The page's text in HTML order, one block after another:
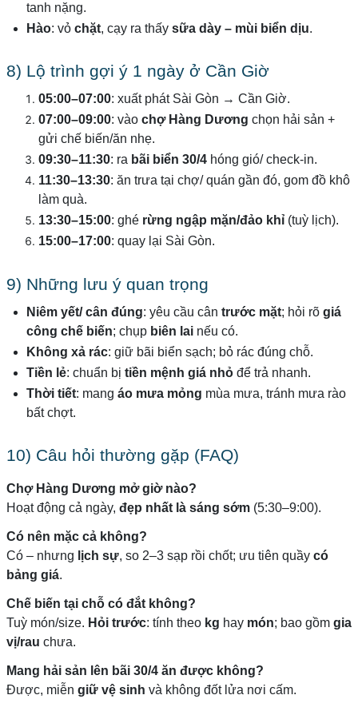
tanh nặng.
Hào: vỏ chặt, cạy ra thấy sữa dày – mùi biển dịu.
8) Lộ trình gợi ý 1 ngày ở Cần Giờ
05:00–07:00: xuất phát Sài Gòn → Cần Giờ.
07:00–09:00: vào chợ Hàng Dương chọn hải sản +
gửi chế biến/ăn nhẹ.
09:30–11:30: ra bãi biển 30/4hóng gió/ check-in.
11:30–13:30: ăn trưa tại chợ/ quán gần đó, gom đồ khô
làm quà.
13:30–15:00: ghé rừng ngập mặn/đảo khỉ(tuỳ lịch).
15:00–17:00: quay lại Sài Gòn.
9) Những lưu ý quan trọng
Niêm yết/ cân đúng: yêu cầu cân trước mặt; hỏi rõ giá
công chế biến; chụp biên lainếu có.
Không xả rác: giữ bãi biển sạch; bỏ rác đúng chỗ.
Tiền lẻ: chuẩn bị tiền mệnh giá nhỏđể trả nhanh.
Thời tiết: mang áo mưa mỏng mùa mưa, tránh mưa rào
bất chợt.
10) Câu hỏi thường gặp (FAQ)
Chợ Hàng Dương mở giờ nào?
Hoạt động cả ngày, đẹp nhất là sáng sớm(5:30–9:00).
Có nên mặc cả không?
Có – nhưng lịch sự, so 2–3 sạp rồi chốt; ưu tiên quầy có
bảng giá.
Chế biến tại chỗ có đắt không?
Tuỳ món/size. Hỏi trước: tính theo kg hay món; bao gồm gia
vị/rau chưa.
Mang hải sản lên bãi 30/4 ăn được không?
Được, miễn giữ vệ sinh và không đốt lửa nơi cấm.